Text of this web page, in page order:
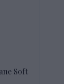
Soft